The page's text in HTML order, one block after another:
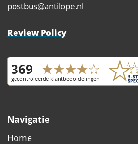
postbus@antilope.nl
Review Policy
Navigatie
Home